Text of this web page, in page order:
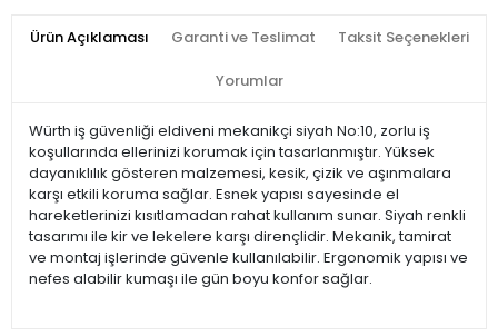
Ürün Açıklaması Garanti ve Teslimat Taksit Seçenekleri
Yorumlar
Würth iş güvenliği eldiveni mekanikçi siyah No:10, zorlu iş
koşullarında ellerinizi korumak için tasarlanmıştır. Yüksek
dayanıklılık gösteren malzemesi, kesik, çizik ve aşınmalara
karşı etkili koruma sağlar. Esnek yapısı sayesinde el
hareketlerinizi kısıtlamadan rahat kullanım sunar. Siyah renkli
tasarımı ile kir ve lekelere karşı dirençlidir. Mekanik, tamirat
ve montaj işlerinde güvenle kullanılabilir. Ergonomik yapısı ve
nefes alabilir kumaşı ile gün boyu konfor sağlar.